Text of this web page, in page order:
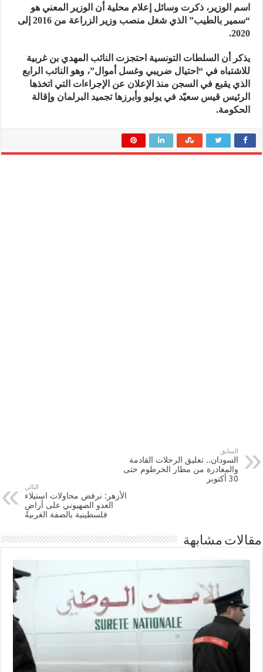
اسم الوزير، ذكرت وسائل إعلام محلية أن الوزير المعني هو
“سمير بالطيب” الذي شغل منصب وزير الزراعة من 2016 إلى
2020.
يذكر أن السلطات التونسية احتجزت النائب المهدي بن غربية
للاشتباه في “احتيال ضريبي وغسل أموال”، وهو النائب الرابع
الذي يقبع في السجن منذ الإعلان عن الإجراءات التي اتخذها
الرئيس قيس سعيّد في يوليو وأبرزها تجميد البرلمان وإقالة
الحكومة.
السابق
السودان.. تعليق الرحلات القادمة
والمغادرة من مطار الخرطوم حتى
30 أكتوبر
التالي
الأزهر: نرفض محاولات استيلاء
العدو الصهيوني على أراضٍ
فلسطينية بالضفة الغربية
مقالات مشابهة